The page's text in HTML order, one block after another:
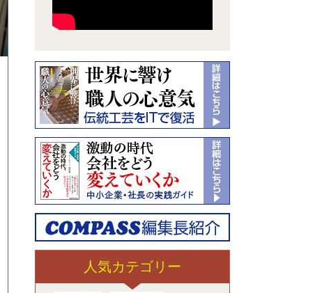
人気カテゴリー